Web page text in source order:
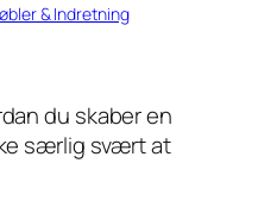
& Indretning
du skaber en
særlig svært at